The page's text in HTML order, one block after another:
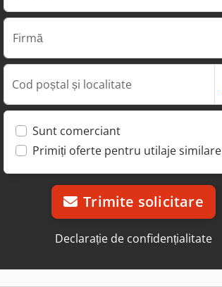
Firmă
Cod poștal și localitate
Sunt comerciant
Primiți oferte pentru utilaje similare
Trimite solicitare
Declarație de confidențialitate